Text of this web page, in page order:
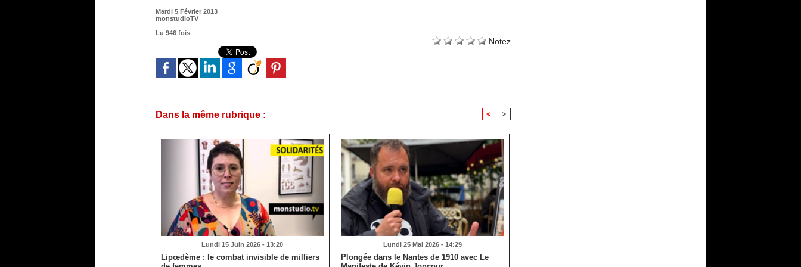
Mardi 5 Février 2013
monstudioTV
Lu 946 fois
Notez
Dans la même rubrique : < >
Lundi 15 Juin 2026 - 13:20
Lipœdème : le combat invisible de milliers
Lundi 25 Mai 2026 - 14:29
Plongée dans le Nantes de 1910 avec Le